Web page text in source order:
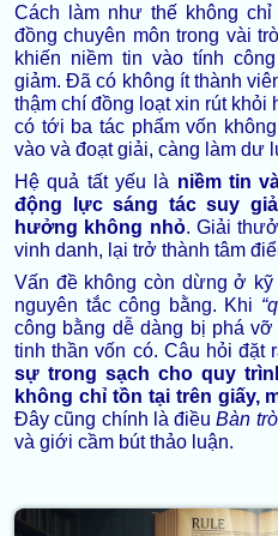
Cách làm như thế không
đồng chuyên môn trong vài
khiến niềm tin vào tính
giảm. Đã có không ít thành
thậm chí đồng loạt xin rút khỏi
có tới ba tác phẩm vốn
vào và đoạt giải, càng làm dư
Hệ quả tất yếu là niềm tin
động lực sáng tác suy
hưởng không nhỏ. Giải
vinh danh, lại trở thành tâm
Vấn đề không còn dừng ở
nguyên tắc công bằng. Khi
công bằng dễ dàng bị phá
tinh thần vốn có. Câu hỏi đặt
sự trong sạch cho quy
không chỉ tồn tại trên giấy,
Đây cũng chính là điềuBàn
và giới cầm bút thảo luận.